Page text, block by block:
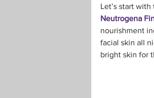
Let’s start
Neutrogena
nourishment
facial skin all
bright skin for